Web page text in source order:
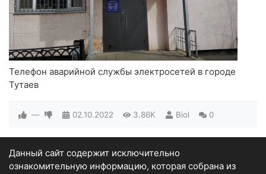
Телефон аварийной службы электросетей в городе
Тутаев
— 02.10.2022 3.86K Biol 0
Данный сайт содержит исключительно
ознакомительную информацию, которая собрана из